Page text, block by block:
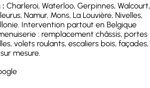
: Charleroi, Waterloo, Gerpinnes, Walcourt,
Namur, Mons, La Louvière, Nivelles,
Intervention partout en Belgique
: remplacement châssis, portes
volets roulants, escaliers bois, façades,
mesure.